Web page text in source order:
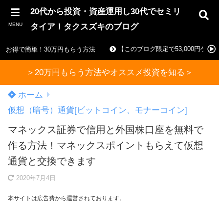
MENU
20代から投資・資産運用し30代でセミリ
タイア！タクスズキのブログ
お得で簡単！30万円もらう方法 【このブログ限定で53,000円ゲッ
＞20万円もらう方法やオススメ投資を知る＞
ホーム
仮想（暗号）通貨[ビットコイン、モナーコイン]
マネックス証券で信用と外国株口座を無料で
作る方法！マネックスポイントもらえて仮想
通貨と交換できます
2020年7月4日
本サイトは広告費から運営されております。